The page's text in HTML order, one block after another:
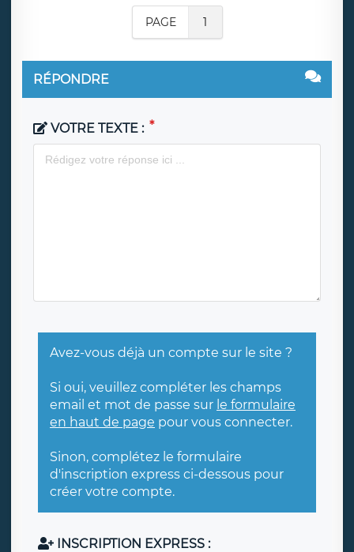
PAGE 1
RÉPONDRE
VOTRE TEXTE :
Avez-vous déjà un compte sur le site ?
Si oui, veuillez compléter les champs
email et mot de passe sur le formulaire
en haut de page pour vous connecter.
Sinon, complétez le formulaire
d'inscription express ci-dessous pour
créer votre compte.
INSCRIPTION EXPRESS :